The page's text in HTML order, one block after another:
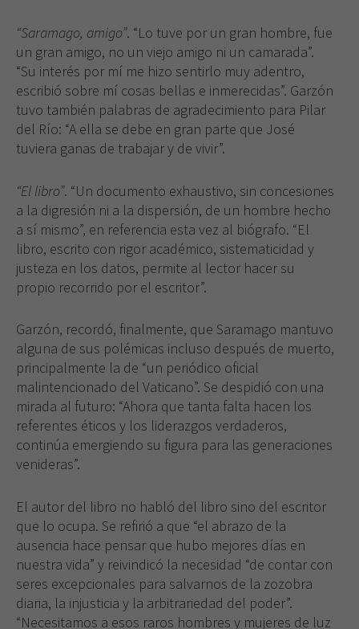
“Saramago, amigo”. “Lo tuve por un gran hombre, fue
un gran amigo, no un viejo amigo ni un camarada”.
“Su interés por mí me hizo sentirlo muy adentro,
escribió sobre mí cosas bellas e inmerecidas”. Garzón
tuvo también palabras de agradecimiento para Pilar
del Río: “A ella se debe en gran parte que José
tuviera ganas de trabajar y de vivir”.
“El libro”. “Un documento exhaustivo, sin concesiones
a la digresión ni a la dispersión, de un hombre hecho
a sí mismo”, en referencia esta vez al biógrafo. “El
libro, escrito con rigor académico, sistematicidad y
justeza en los datos, permite al lector hacer su
propio recorrido por el escritor”.
Garzón, recordó, finalmente, que Saramago mantuvo
alguna de sus polémicas incluso después de muerto,
principalmente la de “un periódico oficial
malintencionado del Vaticano”. Se despidió con una
mirada al futuro: “Ahora que tanta falta hacen los
referentes éticos y los liderazgos verdaderos,
continúa emergiendo su figura para las generaciones
venideras”.
El autor del libro no habló del libro sino del escritor
que lo ocupa. Se refirió a que “el abrazo de la
ausencia hace pensar que hubo mejores días en
nuestra vida” y reivindicó la necesidad “de contar con
seres excepcionales para salvarnos de la zozobra
diaria, la injusticia y la arbitrariedad del poder”.
“Necesitamos a esos raros hombres y mujeres de luz